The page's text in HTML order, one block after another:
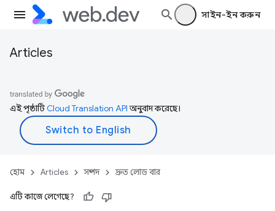
সাইন-ইন করুন
Articles
এই পৃষ্ঠাটিCloud Translation APIঅনুবাদ করেছে।
হোম Articles সম্পদ দ্রুত লোড বার
এটি কাজে লেগেছে?